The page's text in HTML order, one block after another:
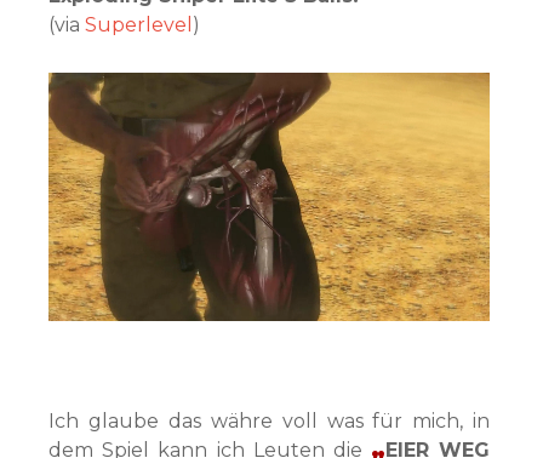
(via Superlevel )
Ich glaube das währe voll was für mich, in
dem Spiel kann ich Leuten die
EIER WEG